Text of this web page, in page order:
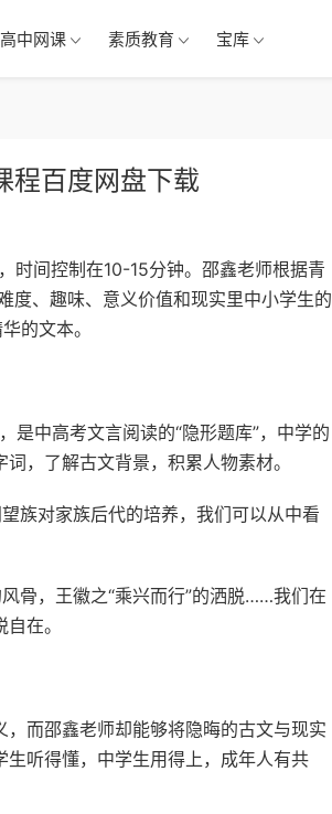
高中网课 素质教育 宝库
程百度网盘下载
时间控制在10-15分钟。邵鑫老师根据青
度、趣味、意义价值和现实里中小学生的
的文本。
是中高考文言阅读的“隐形题库”，中学的
，了解古文背景，积累人物素材。
族对家族后代的培养，我们可以从中看
骨，王徽之“乘兴而行”的洒脱……我们在
在。
而邵鑫老师却能够将隐晦的古文与现实
听得懂，中学生用得上，成年人有共